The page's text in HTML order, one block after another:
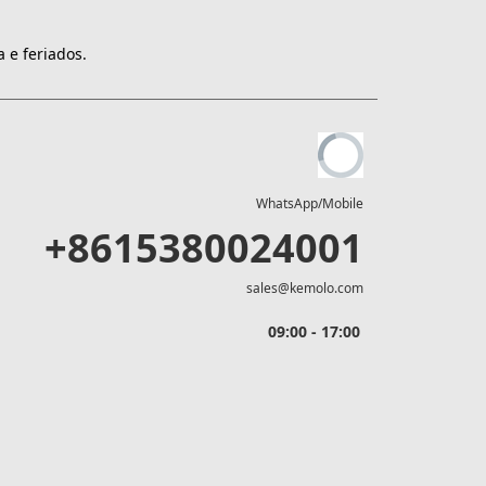
e feriados.
WhatsApp/Mobile
+8615380024001
sales@kemolo.com
09:00 - 17:00